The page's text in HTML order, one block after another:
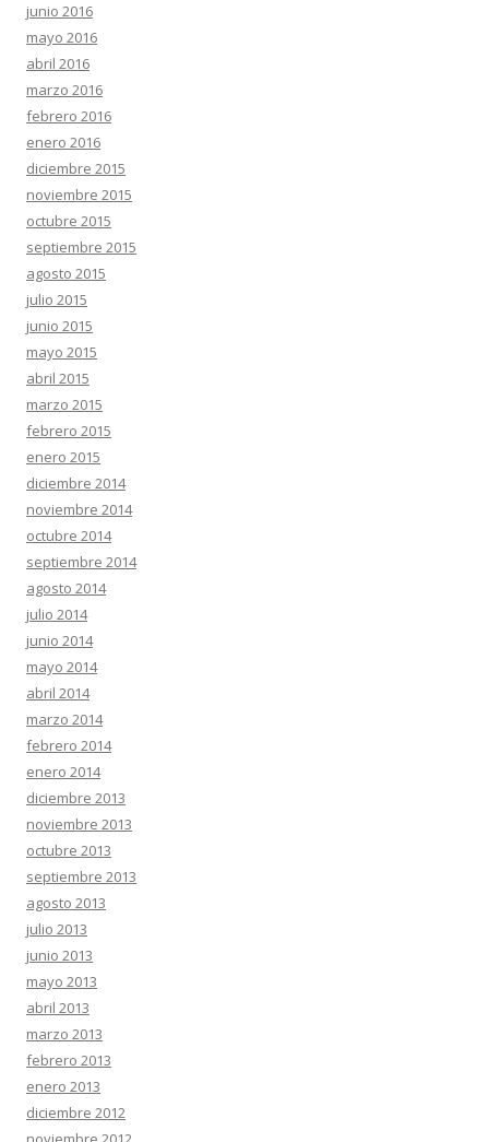
junio 2016
mayo 2016
abril 2016
marzo 2016
febrero 2016
enero 2016
diciembre 2015
noviembre 2015
octubre 2015
septiembre 2015
agosto 2015
julio 2015
junio 2015
mayo 2015
abril 2015
marzo 2015
febrero 2015
enero 2015
diciembre 2014
noviembre 2014
octubre 2014
septiembre 2014
agosto 2014
julio 2014
junio 2014
mayo 2014
abril 2014
marzo 2014
febrero 2014
enero 2014
diciembre 2013
noviembre 2013
octubre 2013
septiembre 2013
agosto 2013
julio 2013
junio 2013
mayo 2013
abril 2013
marzo 2013
febrero 2013
enero 2013
diciembre 2012